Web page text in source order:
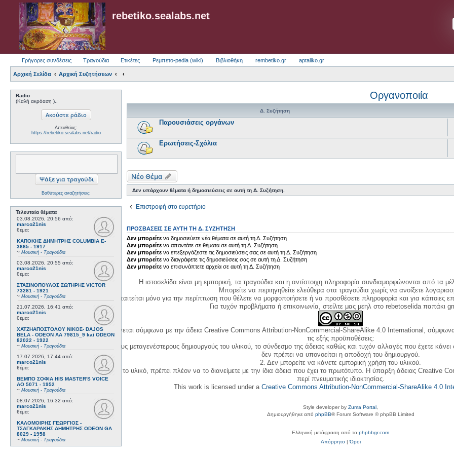
rebetiko.sealabs.net
Γρήγορες συνδέσεις Τραγούδια Ετικέτες Ρεμπετο-pedia (wiki) Βιβλιοθήκη rembetiko.gr aptaliko.gr
Αρχική Σελίδα Αρχική Συζητήσεων
Radio
(Καλή ακρόαση )..
Απευθείας:
https://rebetiko.sealabs.net/radio
Βαθύτερες αναζητήσεις;
Τελευταία θέματα
03.08.2026, 20:56 από:
marco21nis
θέμα:
ΚΑΠΟΚΗΣ ΔΗΜΗΤΡΗΣ COLUMBIA E-
3665 - 1917
~ Μουσική - Τραγούδια
03.08.2026, 20:55 από:
marco21nis
θέμα:
ΣΤΑΣΙΝΟΠΟΥΛΟΣ ΣΩΤΗΡΗΣ VICTOR
73281 - 1921
~ Μουσική - Τραγούδια
21.07.2026, 16:41 από:
marco21nis
θέμα:
ΧΑΤΖΗΑΠΟΣΤΟΛΟΥ ΝΙΚΟΣ- DAJOS
BELA - ODEON AA 79815_9 kai ODEON
82022 - 1922
~ Μουσική - Τραγούδια
17.07.2026, 17:44 από:
marco21nis
θέμα:
ΒΕΜΠΟ ΣΟΦΙΑ HIS MASTER'S VOICE
AO 5071 - 1952
~ Μουσική - Τραγούδια
08.07.2026, 16:32 από:
marco21nis
θέμα:
ΚΑΛΟΜΟΙΡΗΣ ΓΕΩΡΓΙΟΣ -
ΤΣΑΓΚΑΡΑΚΗΣ ΔΗΜΗΤΡΗΣ ODEON GA
8029 - 1958
~ Μουσική - Τραγούδια
Οργανοποιία
Δ. Συζήτηση
Παρουσιάσεις οργάνων
Ερωτήσεις-Σχόλια
Νέο Θέμα
Δεν υπάρχουν θέματα ή δημοσιεύσεις σε αυτή τη Δ. Συζήτηση.
Επιστροφή στο ευρετήριο
ΠΡΟΣΒΆΣΕΙΣ ΣΕ ΑΥΤΉ ΤΗ Δ. ΣΥΖΉΤΗΣΗ
Δεν μπορείτε να δημοσιεύετε νέα θέματα σε αυτή τη Δ. Συζήτηση
Δεν μπορείτε να απαντάτε σε θέματα σε αυτή τη Δ. Συζήτηση
Δεν μπορείτε να επεξεργάζεστε τις δημοσιεύσεις σας σε αυτή τη Δ. Συζήτηση
Δεν μπορείτε να διαγράφετε τις δημοσιεύσεις σας σε αυτή τη Δ. Συζήτηση
Δεν μπορείτε να επισυνάπτετε αρχεία σε αυτή τη Δ. Συζήτηση
Η ιστοσελίδα είναι μη εμπορική, τα τραγούδια και η αντίστοιχη πληροφορία συνδιαμορφώνονται από τα
Μπορείτε να περιηγηθείτε ελεύθερα στα τραγούδια χωρίς να ανοίξετε
Η δημιουργία λογαριασμού απαιτείται μόνο για την περίπτωση που θέλετε να μορφοποιήσετε ή να προσθέσετε πληροφορία και για κάποιες
Για τυχόν προβλήματα ή επικοινωνία, στείλτε μας μεηλ στο rebetoselida παπάκι
Η χρήση του υλικού της σελίδας γίνεται σύμφωνα με την άδεια Creative Commons Attribution-NonCommercial-ShareAlike 4.0 International, σύμφωνα
τις εξής προϋποθέσεις:
1. Να αναφέρετε τον αρχικό και τους μεταγενέστερους δημιουργούς του υλικού, το σύνδεσμο της άδειας καθώς και τυχόν αλλαγές που έχετε
δεν πρέπει να υπονοείται η αποδοχή του δημιουργού.
2. Δεν μπορείτε να κάνετε εμπορική χρήση του υλικού.
3. Αν διασκευάσετε με κάθε τρόπο το υλικό, πρέπει πλέον να το διανείμετε με την ίδια άδεια που έχει το πρωτότυπο. Η ύπαρξη άδειας Creative
περί πνευματικής ιδιοκτησίας.
This work is licensed under a Creative Commons Attribution-NonCommercial-ShareAlike 4.0
Style developer by Zuma Portal
Δημιουργήθηκε από phpBB® Forum Software © phpBB Limited
Ελληνική μετάφραση από το phpbbgr.com
Απόρρητο|Όροι